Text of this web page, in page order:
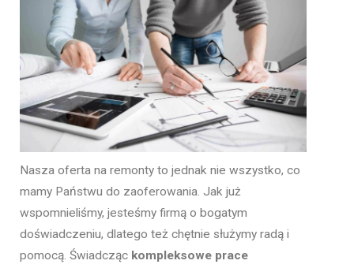
Nasza oferta na remonty to jednak nie wszystko, co
mamy Państwu do zaoferowania. Jak już
wspomnieliśmy, jesteśmy firmą o bogatym
doświadczeniu, dlatego też chętnie służymy radą i
pomocą. Świadcząc kompleksowe prace